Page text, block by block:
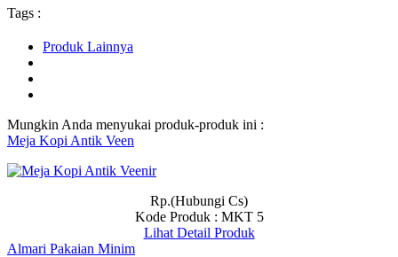
Tags :
Produk Lainnya
Mungkin Anda menyukai produk-produk ini :
Meja Kopi Antik Veen
Rp.(Hubungi Cs)
Kode Produk : MKT 5
Lihat Detail Produk
Almari Pakaian Minim